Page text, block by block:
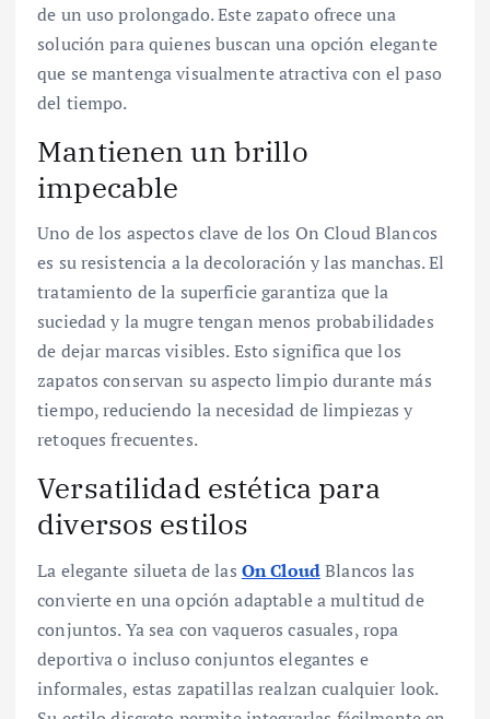
de un uso prolongado. Este zapato ofrece una
solución para quienes buscan una opción elegante
que se mantenga visualmente atractiva con el paso
del tiempo.
Mantienen un brillo
impecable
Uno de los aspectos clave de los On Cloud Blancos
es su resistencia a la decoloración y las manchas. El
tratamiento de la superficie garantiza que la
suciedad y la mugre tengan menos probabilidades
de dejar marcas visibles. Esto significa que los
zapatos conservan su aspecto limpio durante más
tiempo, reduciendo la necesidad de limpiezas y
retoques frecuentes.
Versatilidad estética para
diversos estilos
La elegante silueta de las On CloudBlancos las
convierte en una opción adaptable a multitud de
conjuntos. Ya sea con vaqueros casuales, ropa
deportiva o incluso conjuntos elegantes e
informales, estas zapatillas realzan cualquier look.